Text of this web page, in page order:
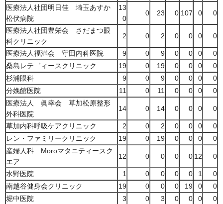
医療法人社団明日佳 埼玉あすか
松伏病院
13
0
0 23 0 107 0 0
医療法人社団豊栄会 さだまつ眼
科クリニック
2 0 2 0 0 0 0
医療法人福満会 守田内科医院 9 0 9 0 0 0
0
桑島レテ゛ィースクリニック
19 0 19 0 0 0
0
杉浦眼科
9 0 9 0 0 0
0
分娩館医院
11 0 11 0 0 0
0
医療法人 眞幸会 草加松原整形
外科医院
14 0 14 0 0 0 0
草加内科呼吸ケアクリニック 2 0 2 0 0 0
0
レン・ファミリークリニック
19 0 19 0 0 0
0
産婦人科 Moroマタニティースク
エア
12 0 0 0 0 12 0
水野医院 1 0 0 0 0 1
0
南越谷健身会クリニック
19 0 0 0 19 0
0
堀中医院
3 0 3 0 0 0
0